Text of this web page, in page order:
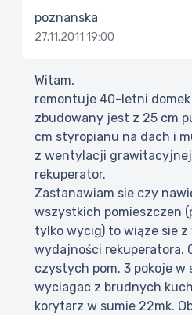
poznanska
27.11.2011 19:00
Witam,
remontuje 40-letni domek
zbudowany jest z 25 cm
cm styropianu na dach i
z wentylacji
rekuperator.
Zastanawiam sie czy
wszystkich pomieszczen
tylko wycig) to wiąze sie
wydajności rekuperatora.
czystych pom. 3 pokoje w
wyciagac z brudnych
korytarz w sumie 22mk.